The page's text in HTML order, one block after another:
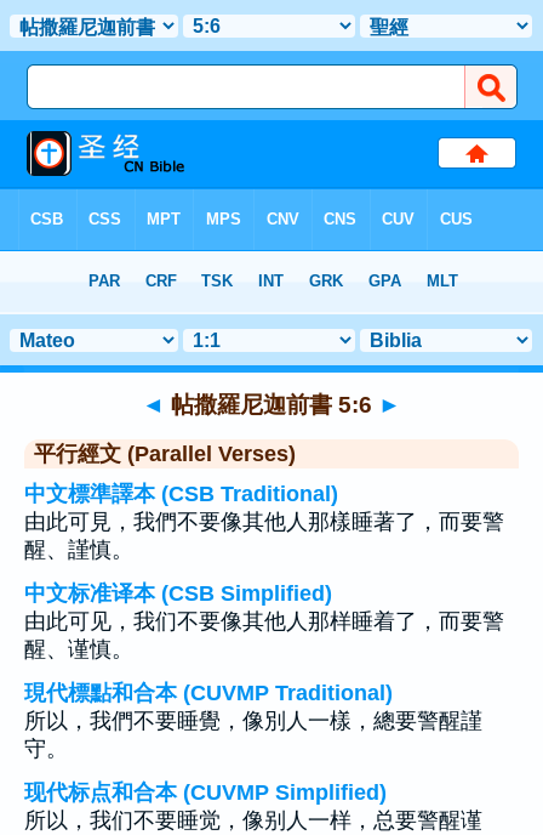
> 章 5> 聖經金句 6
◄ 帖撒羅尼迦前書 5:6 ►
平行經文 (Parallel Verses)
中文標準譯本 (CSB Traditional)
由此可見，我們不要像其他人那樣睡著了，而要警
醒、謹慎。
中文标准译本 (CSB Simplified)
由此可见，我们不要像其他人那样睡着了，而要警
醒、谨慎。
現代標點和合本 (CUVMP Traditional)
所以，我們不要睡覺，像別人一樣，總要警醒謹
守。
现代标点和合本 (CUVMP Simplified)
所以，我们不要睡觉，像别人一样，总要警醒谨